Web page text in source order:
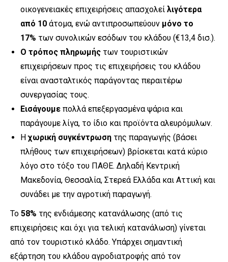
οικογενειακές επιχειρήσεις απασχολεί λιγότερα
από 10 άτομα, ενώ αντιπροσωπεύουν μόνο το
17% των συνολικών εσόδων του κλάδου (€13,4 δισ.).
Ο τρόπος πληρωμής των τουριστικών
επιχειρήσεων προς τις επιχειρήσεις του κλάδου
είναι ανασταλτικός παράγοντας περαιτέρω
συνεργασίας τους.
Εισάγουμε πολλά επεξεργασμένα ψάρια και
παράγουμε λίγα, το ίδιο και προϊόντα αλευρόμυλων.
Ηχωρική συγκέντρωση της παραγωγής (βάσει
πλήθους των επιχειρήσεων) βρίσκεται κατά κύριο
λόγο στο τόξο του ΠΑΘΕ. Δηλαδή Κεντρική
Μακεδονία, Θεσσαλία, Στερεά Ελλάδα και Αττική και
συνάδει με την αγροτική παραγωγή.
Το 58% της ενδιάμεσης κατανάλωσης (από τις
επιχειρήσεις και όχι για τελική κατανάλωση) γίνεται
από τον τουριστικό κλάδο. Υπάρχει σημαντική
εξάρτηση του κλάδου αγροδιατροφής από τον